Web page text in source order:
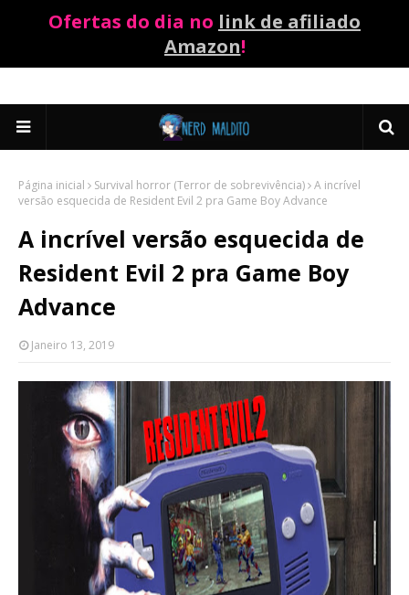
Ofertas do dia no link de afiliado
Amazon!
Página inicial Survival horror (Terror de sobrevivência) A incrível
versão esquecida de Resident Evil 2 pra Game Boy Advance
A incrível versão esquecida de
Resident Evil 2 pra Game Boy
Advance
Janeiro 13, 2019